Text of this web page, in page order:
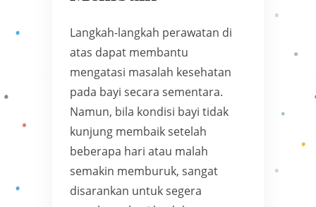
Langkah-langkah perawatan di
atas dapat membantu
mengatasi masalah kesehatan
pada bayi secara sementara.
Namun, bila kondisi bayi tidak
kunjung membaik setelah
beberapa hari atau malah
semakin memburuk, sangat
disarankan untuk segera